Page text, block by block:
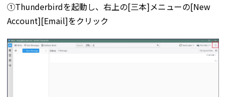
①Thunderbirdを起動し、右上の[三本]メニューの[New
Account][Email]をクリック